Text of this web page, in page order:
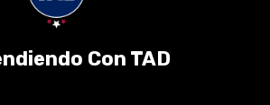
Con TAD